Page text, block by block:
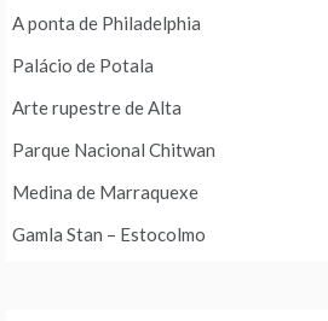
A ponta de Philadelphia
Palácio de Potala
Arte rupestre de Alta
Parque Nacional Chitwan
Medina de Marraquexe
Gamla Stan – Estocolmo